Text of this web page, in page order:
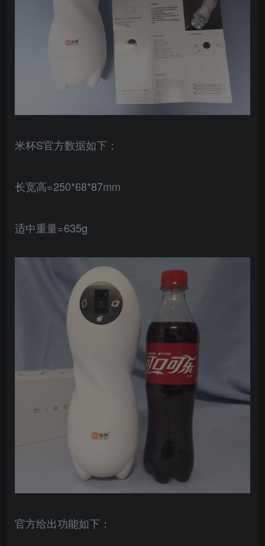
米杯S官方数据如下：
长宽高=250*68*87mm
适中重量=635g
官方给出功能如下：